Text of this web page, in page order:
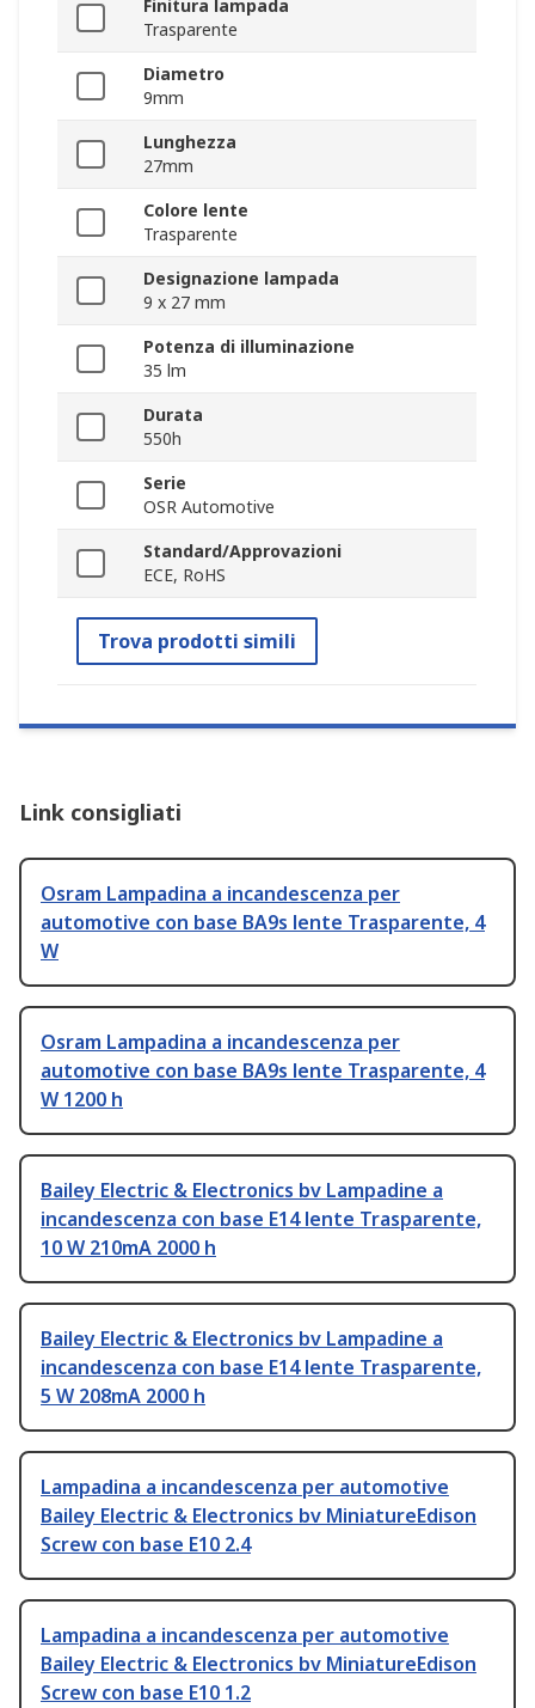
Finitura lampada
Trasparente
Diametro
9mm
Lunghezza
27mm
Colore lente
Trasparente
Designazione lampada
9 x 27 mm
Potenza di illuminazione
35 lm
Durata
550h
Serie
OSR Automotive
Standard/Approvazioni
ECE, RoHS
Trova prodotti simili
Link consigliati
Osram Lampadina a incandescenza per
automotive con base BA9s lente Trasparente, 4
W
Osram Lampadina a incandescenza per
automotive con base BA9s lente Trasparente, 4
W 1200 h
Bailey Electric & Electronics bv Lampadine a
incandescenza con base E14 lente Trasparente,
10 W 210mA 2000 h
Bailey Electric & Electronics bv Lampadine a
incandescenza con base E14 lente Trasparente,
5 W 208mA 2000 h
Lampadina a incandescenza per automotive
Bailey Electric & Electronics bv MiniatureEdison
Screw con base E10 2.4
Lampadina a incandescenza per automotive
Bailey Electric & Electronics bv MiniatureEdison
Screw con base E10 1.2